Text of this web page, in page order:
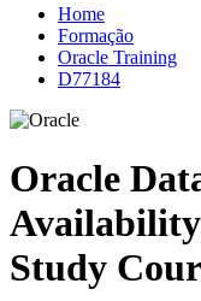
Home
Formação
Oracle Training
D77184
Oracle
Study